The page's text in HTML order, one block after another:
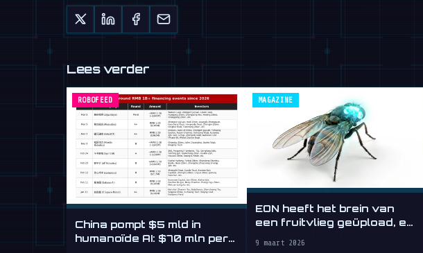
Lees verder
ROBOFEED
China pompt $5 mld in
humanoïde AI: $70 mln per
MAGAZINE
EON heeft het brein van
een fruitvlieg geüpload, en
9 maart 2026